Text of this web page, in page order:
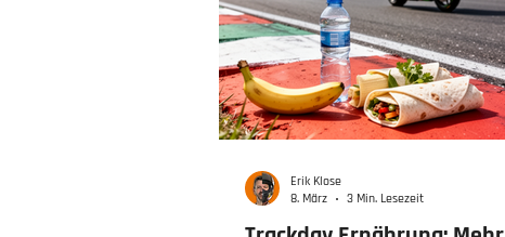
Erik Klose
8. März
3 Min. Lesezeit